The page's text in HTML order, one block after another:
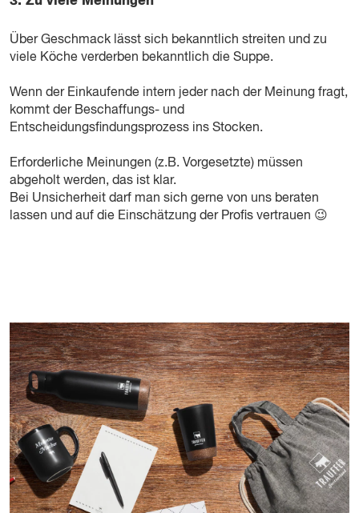
Über Geschmack lässt sich bekanntlich streiten und zu
viele Köche verderben bekanntlich die Suppe.
Wenn der Einkaufende intern jeder nach der Meinung fragt,
kommt der Beschaffungs- und
Entscheidungsfindungsprozess ins Stocken.
Erforderliche Meinungen (z.B. Vorgesetzte) müssen
abgeholt werden, das ist klar.
Bei Unsicherheit darf man sich gerne von uns beraten
lassen und auf die Einschätzung der Profis vertrauen 😉